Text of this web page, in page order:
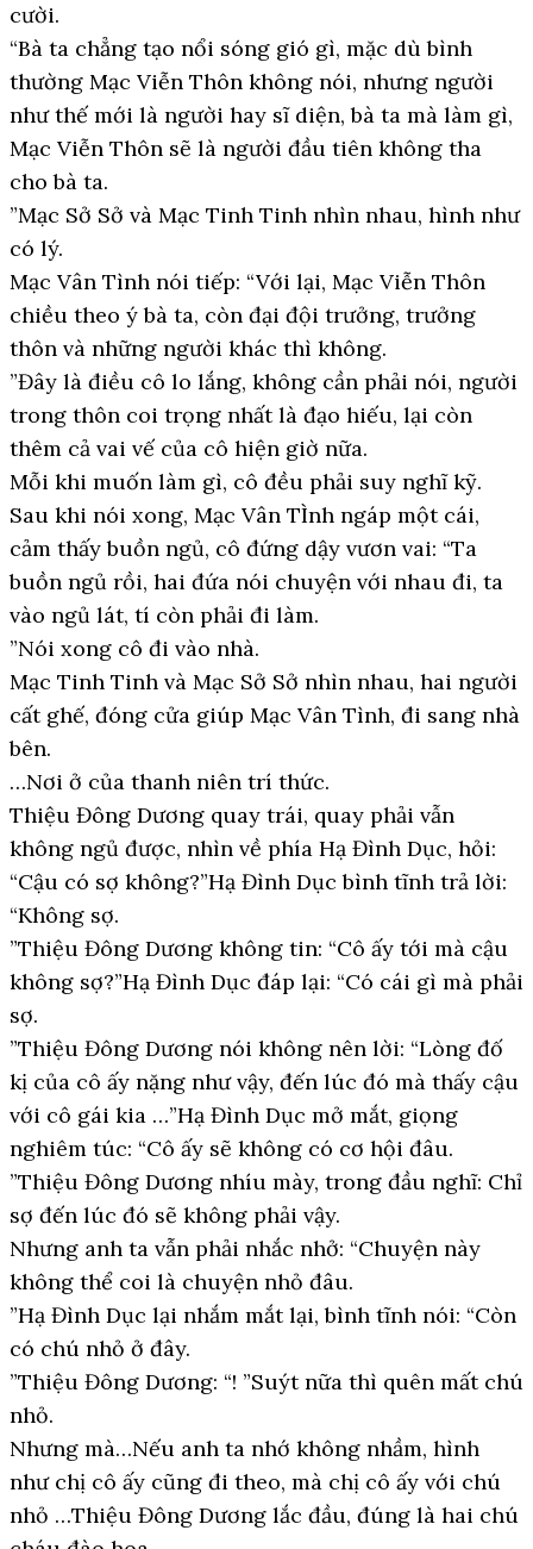
cười.
“Bà ta chẳng tạo nổi sóng gió gì, mặc dù bình
thường Mạc Viễn Thôn không nói, nhưng người
như thế mới là người hay sĩ diện, bà ta mà làm gì,
Mạc Viễn Thôn sẽ là người đầu tiên không tha
cho bà ta.
”Mạc Sở Sở và Mạc Tinh Tinh nhìn nhau, hình như
có lý.
Mạc Vân Tình nói tiếp: “Với lại, Mạc Viễn Thôn
chiều theo ý bà ta, còn đại đội trưởng, trưởng
thôn và những người khác thì không.
”Đây là điều cô lo lắng, không cần phải nói, người
trong thôn coi trọng nhất là đạo hiếu, lại còn
thêm cả vai vế của cô hiện giờ nữa.
Mỗi khi muốn làm gì, cô đều phải suy nghĩ kỹ.
Sau khi nói xong, Mạc Vân TÌnh ngáp một cái,
cảm thấy buồn ngủ, cô đứng dậy vươn vai: “Ta
buồn ngủ rồi, hai đứa nói chuyện với nhau đi, ta
vào ngủ lát, tí còn phải đi làm.
”Nói xong cô đi vào nhà.
Mạc Tinh Tinh và Mạc Sở Sở nhìn nhau, hai người
cất ghế, đóng cửa giúp Mạc Vân Tình, đi sang nhà
bên.
…Nơi ở của thanh niên trí thức.
Thiệu Đông Dương quay trái, quay phải vẫn
không ngủ được, nhìn về phía Hạ Đình Dục, hỏi:
“Cậu có sợ không?”Hạ Đình Dục bình tĩnh trả lời:
“Không sợ.
”Thiệu Đông Dương không tin: “Cô ấy tới mà cậu
không sợ?”Hạ Đình Dục đáp lại: “Có cái gì mà phải
sợ.
”Thiệu Đông Dương nói không nên lời: “Lòng đố
kị của cô ấy nặng như vậy, đến lúc đó mà thấy cậu
với cô gái kia …”Hạ Đình Dục mở mắt, giọng
nghiêm túc: “Cô ấy sẽ không có cơ hội đâu.
”Thiệu Đông Dương nhíu mày, trong đầu nghĩ: Chỉ
sợ đến lúc đó sẽ không phải vậy.
Nhưng anh ta vẫn phải nhắc nhở: “Chuyện này
không thể coi là chuyện nhỏ đâu.
”Hạ Đình Dục lại nhắm mắt lại, bình tĩnh nói: “Còn
có chú nhỏ ở đây.
”Thiệu Đông Dương: “! ”Suýt nữa thì quên mất chú
nhỏ.
Nhưng mà…Nếu anh ta nhớ không nhầm, hình
như chị cô ấy cũng đi theo, mà chị cô ấy với chú
nhỏ …Thiệu Đông Dương lắc đầu, đúng là hai chú